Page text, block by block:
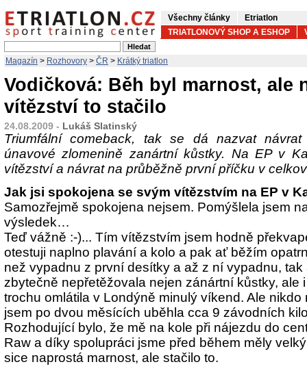
Všechny články
Etriatlon
TRIATLONOVÝ SHOP A ESHOP
Magazín > Rozhovory > ČR > Krátký triatlon
Vodičková: Běh byl marnost, ale
vítězství to stačilo
24.08.2009 - Lukáš Slatinský
Triumfální comeback, tak se dá nazvat
únavové zlomenině zanártní kůstky. Na EP v
vítězství a návrat na průběžně první příčku v
Jak jsi spokojena se svým vítězstvím na EP v
Samozřejmě spokojena nejsem. Pomýšlela jsem
výsledek…
Teď vážně :-)... Tím vítězstvím jsem hodně
otestuji naplno plavání a kolo a pak ať běžím
než vypadnu z první desítky a až z ní vypadnu,
zbytečně nepřetěžovala nejen zánártní kůstky, ale
trochu omlátila v Londýně minulý víkend. Ale nikdo
jsem po dvou měsících uběhla cca 9 závodních
Rozhodující bylo, že mě na kole při nájezdu do
Raw a díky spolupráci jsme před během měly
sice naprostá marnost, ale stačilo to.